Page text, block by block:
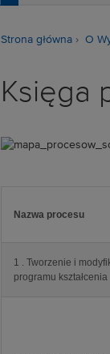
Strona główna O
Księga
Nazwa procesu
1 . Tworzenie i
programu kształcenia